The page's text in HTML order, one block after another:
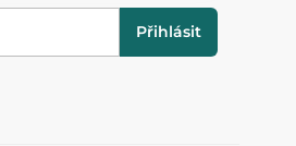
Přihlásit